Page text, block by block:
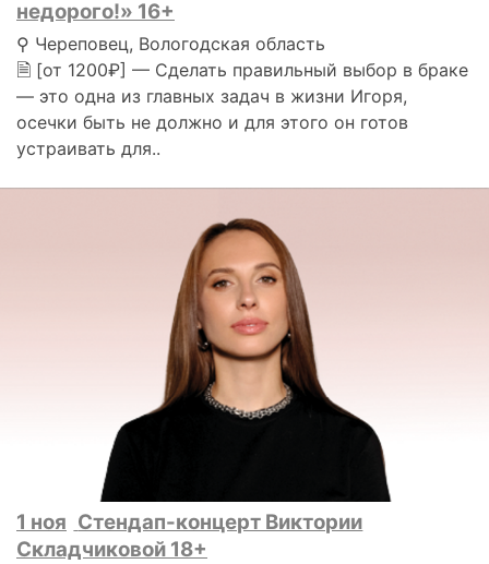
недорого!» 16+
⚲ Череповец, Вологодская область
🗎 [от 1200₽] — Сделать правильный выбор в браке
— это одна из главных задач в жизни Игоря,
осечки быть не должно и для этого он готов
устраивать для..
1 ноя Стендап-концерт Виктории
Складчиковой 18+